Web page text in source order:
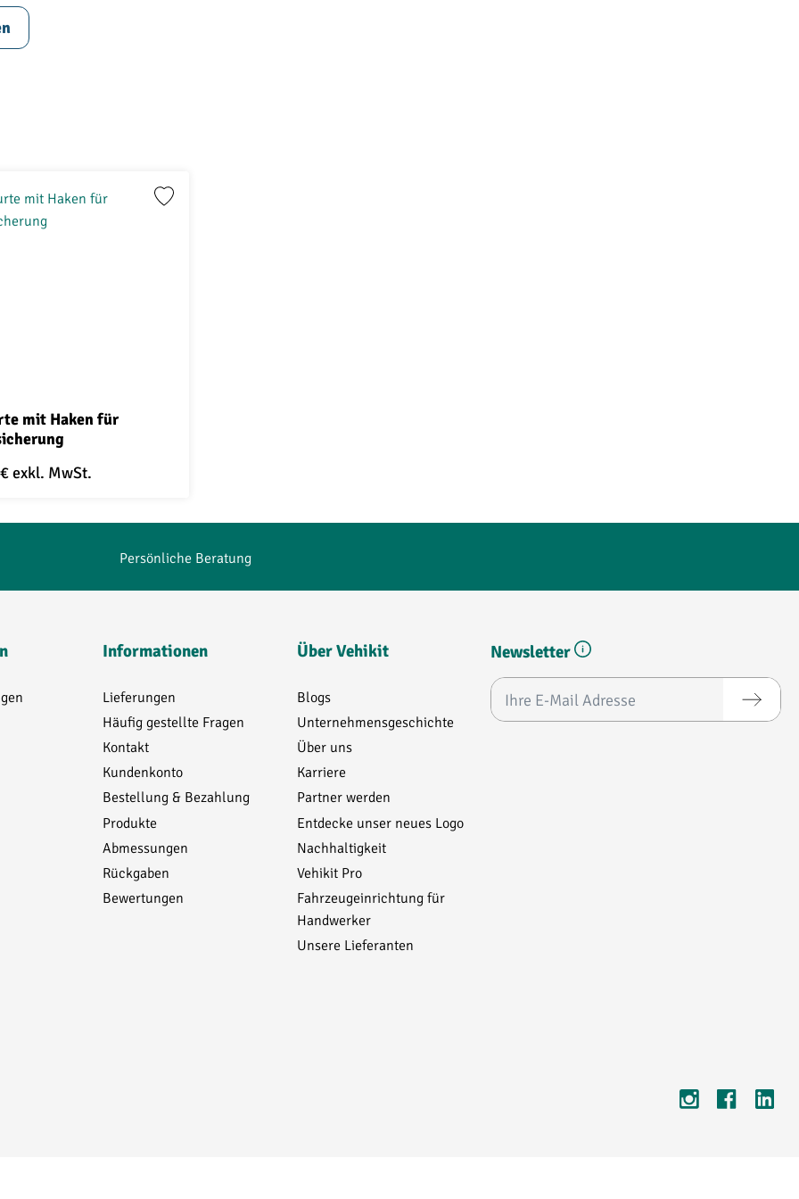
Nutzen Sie dann unseren
x 1337 mm
x 902 mm
x 1192 mm
1192 mm
1192 mm
757 mm
mit Haken für
exkl. MwSt.
Persönliche Beratung
Informationen
Lieferungen
Häufig gestellte Fragen
Kontakt
Kundenkonto
Bestellung & Bezahlung
Produkte
Abmessungen
Rückgaben
Bewertungen
Über Vehikit
Blogs
Unternehmensgeschichte
Über uns
Karriere
Partner werden
Entdecke unser neues Logo
Nachhaltigkeit
Vehikit Pro
Fahrzeugeinrichtung für
Handwerker
Unsere Lieferanten
Newsletter
E-Mail-Adresse*